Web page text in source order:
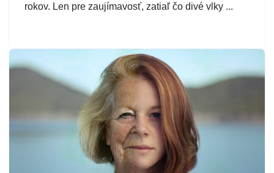
rokov. Len pre zaujímavosť, zatiaľ čo divé vlky ...